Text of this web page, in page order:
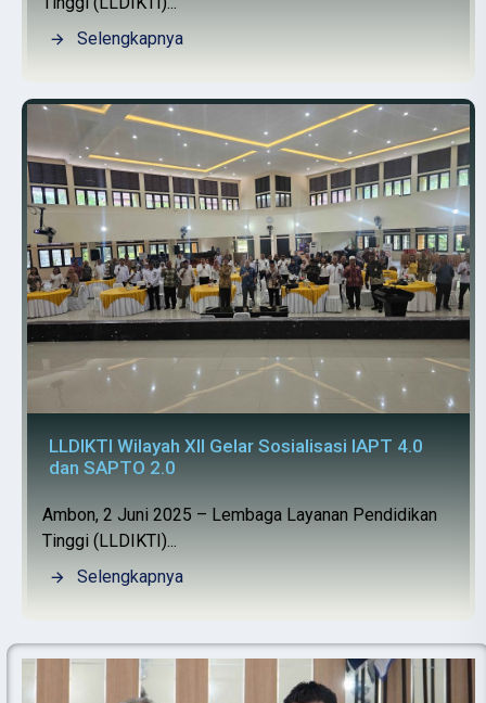
Selengkapnya
LLDIKTI Wilayah XII Gelar Sosialisasi IAPT 4.0
dan SAPTO 2.0
Ambon, 2 Juni 2025 – Lembaga Layanan Pendidikan
Tinggi (LLDIKTI)...
Selengkapnya